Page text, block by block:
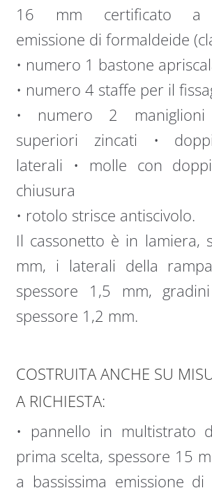
16 mm certificato a
emissione di formaldeide
• numero 1 bastone
• numero 4 staffe per il
• numero 2
superiori zincati •
laterali • molle con
chiusura
• rotolo strisce antiscivolo.
Il cassonetto è in lamiera,
mm, i laterali della
spessore 1,5 mm,
spessore 1,2 mm.
COSTRUITA ANCHE SU
A RICHIESTA:
• pannello in multistrato
prima scelta, spessore 15
a bassissima emissione di